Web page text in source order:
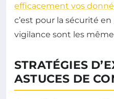
efficacement vos
c’est pour la sécurité en
vigilance sont les
STRATÉGIES
ASTUCES DE